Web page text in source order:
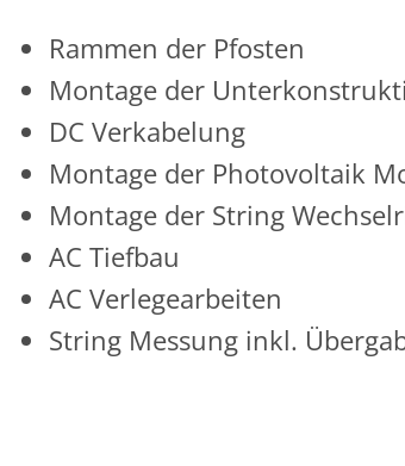
Rammen der Pfosten
Montage der
DC Verkabelung
Montage der Photovoltaik
Montage der String
AC Tiefbau
AC Verlegearbeiten
String Messung inkl.